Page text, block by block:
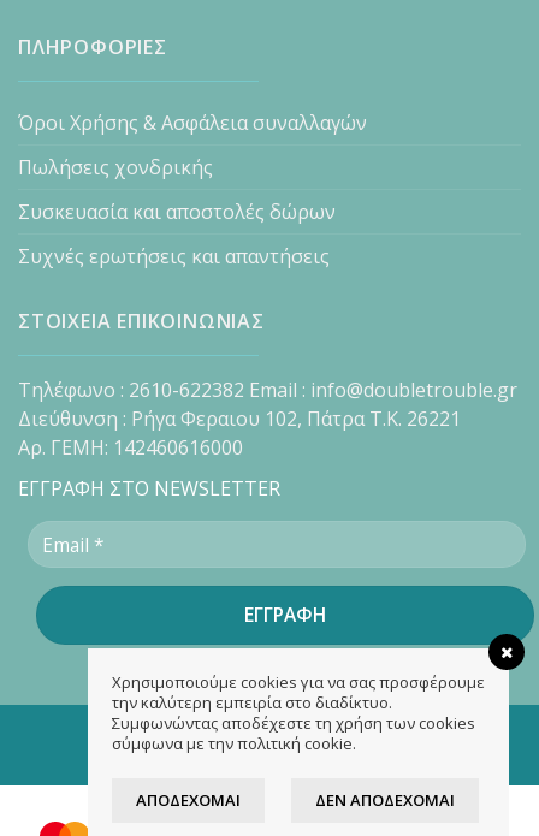
ΠΛΗΡΟΦΟΡΙΕΣ
Όροι Χρήσης & Ασφάλεια συναλλαγών
Πωλήσεις χονδρικής
Συσκευασία και αποστολές δώρων
Συχνές ερωτήσεις και απαντήσεις
ΣΤΟΙΧΕΙΑ ΕΠΙΚΟΙΝΩΝΙΑΣ
Τηλέφωνο : 2610-622382 Email : info@doubletrouble.gr
Διεύθυνση : Ρήγα Φεραιου 102, Πάτρα Τ.Κ. 26221
Αρ. ΓΕΜΗ: 142460616000
ΕΓΓΡΑΦΗ ΣΤΟ NEWSLETTER
Copyright 2026 ©doubletrouble.gr
Designed & developed by
Χρησιμοποιούμε cookies για να σας προσφέρουμε
την καλύτερη εμπειρία στο διαδίκτυο.
Συμφωνώντας αποδέχεστε τη χρήση των cookies
σύμφωνα με την πολιτική cookie.
ΑΠΟΔΈΧΟΜΑΙ ΔΕΝ ΑΠΟΔΈΧΟΜΑΙ